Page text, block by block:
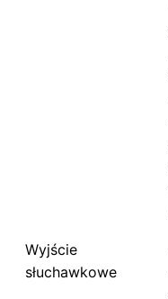
Wyjście
słuchawkowe